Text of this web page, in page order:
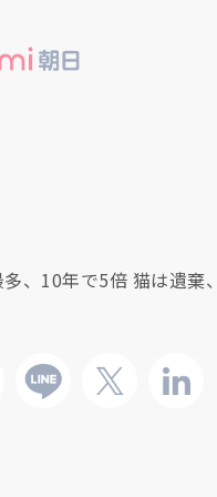
、10年で5倍 猫は遺棄